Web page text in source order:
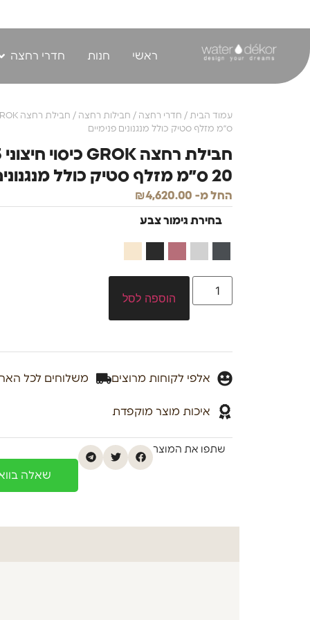
ראשי חנות חדרי רחצה
עמוד הבית / חדרי רחצה / חבילות רחצה
ס״מ מזלף סטיק כולל מנגנונים פנימיים
20 ס״מ מזלף סטיק כולל מנגנונים פנימיים
החל מ- ₪4,620.00
בחירת גימור צבע
הוספה לסל
אלפי לקוחות מרוצים משלוחים לכל
איכות מוצר מוקפדת
שתפו את המוצר
שאלה